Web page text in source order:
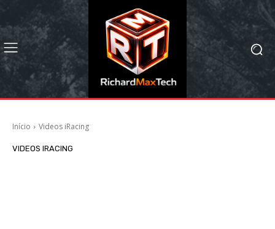
Início Videos iRacing
VIDEOS IRACING